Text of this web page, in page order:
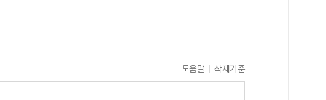
도움말 삭제기준